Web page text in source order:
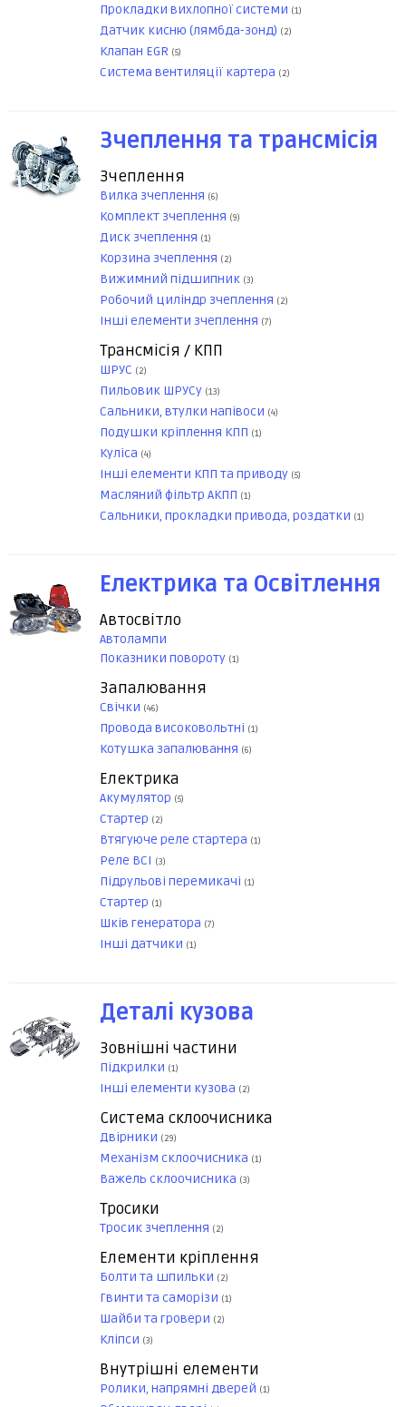
Прокладки вихлопної системи (1)
Датчик кисню (лямбда-зонд) (2)
Клапан EGR (5)
Система вентиляції картера (2)
Зчеплення та трансмісія
Зчеплення
Вилка зчеплення (6)
Комплект зчеплення (9)
Диск зчеплення (1)
Корзина зчеплення (2)
Вижимний підшипник (3)
Робочий циліндр зчеплення (2)
Інші елементи зчеплення (7)
Трансмісія / КПП
ШРУС (2)
Пильовик ШРУСу (13)
Сальники, втулки напівоси (4)
Подушки кріплення КПП (1)
Куліса (4)
Інші елементи КПП та приводу (5)
Масляний фільтр АКПП (1)
Сальники, прокладки привода, роздатки (1)
Електрика та Освітлення
Автосвітло
Автолампи
Показники повороту (1)
Запалювання
Свічки (46)
Провода високовольтні (1)
Котушка запалювання (6)
Електрика
Акумулятор (5)
Стартер (2)
Втягуюче реле стартера (1)
Реле ВСІ (3)
Підрульові перемикачі (1)
Стартер (1)
Шків генератора (7)
Інші датчики (1)
Деталі кузова
Зовнішні частини
Підкрилки (1)
Інші елементи кузова (2)
Система склоочисника
Двірники (29)
Механізм склоочисника (1)
Важель склоочисника (3)
Тросики
Тросик зчеплення (2)
Елементи кріплення
Болти та шпильки (2)
Гвинти та саморізи (1)
Шайби та гровери (2)
Кліпси (3)
Внутрішні елементи
Ролики, напрямні дверей (1)